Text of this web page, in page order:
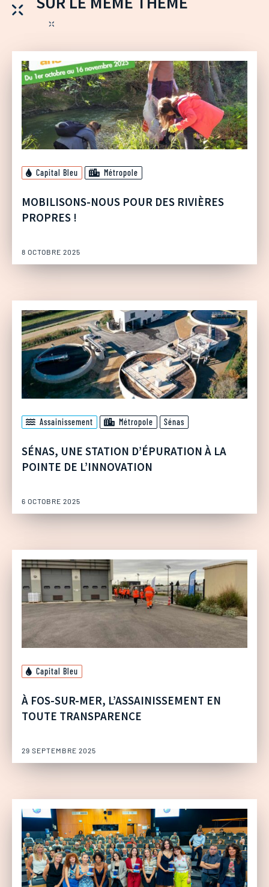
Capital Bleu Métropole
MOBILISONS-NOUS POUR DES RIVIÈRES
PROPRES !
8 OCTOBRE 2025
Assainissement Métropole Sénas
SÉNAS, UNE STATION D’ÉPURATION À LA
POINTE DE L’INNOVATION
6 OCTOBRE 2025
Capital Bleu
À FOS-SUR-MER, L’ASSAINISSEMENT EN
TOUTE TRANSPARENCE
29 SEPTEMBRE 2025